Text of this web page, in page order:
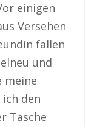
einigen
Versehen
fallen
und
meine
den
Tasche